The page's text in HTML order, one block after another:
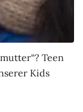
Teen
Kids